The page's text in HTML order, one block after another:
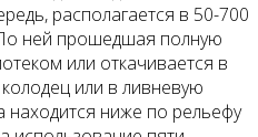
располагается в 50-700
ней прошедшая полную
или откачивается в
или в ливневую
находится ниже по рельефу